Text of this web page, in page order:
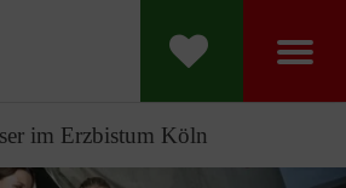
im Erzbistum Köln